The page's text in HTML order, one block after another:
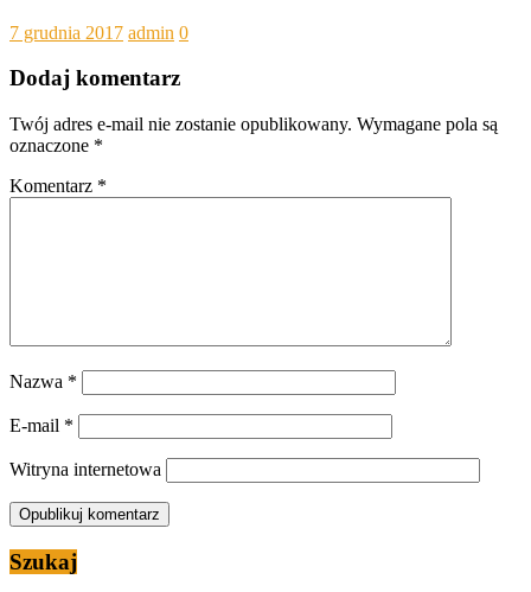
7 grudnia 2017 admin 0
Dodaj komentarz
Twój adres e-mail nie zostanie opublikowany. Wymagane pola są
oznaczone *
Komentarz *
Nazwa *
E-mail *
Witryna internetowa
Szukaj